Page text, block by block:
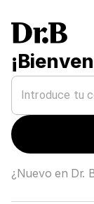
¿Nuevo en Dr.